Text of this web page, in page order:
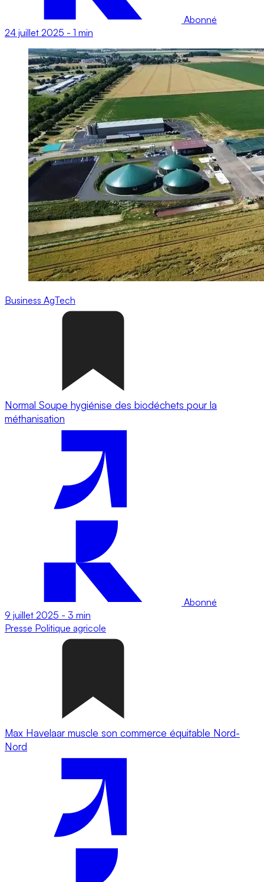
Abonné
24 juillet 2025 - 1 min
Business AgTech
Normal Soupe hygiénise des biodéchets pour la
méthanisation
Abonné
9 juillet 2025 - 3 min
Presse Politique agricole
Max Havelaar muscle son commerce équitable Nord-
Nord